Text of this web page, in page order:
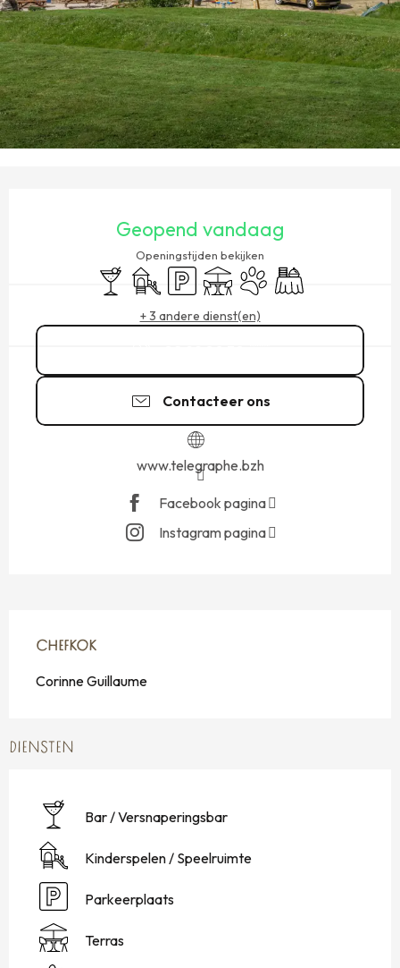
Geopend vandaag
Openingstijden bekijken
Bar / Versnaperingsbar
Kinderspelen / Speelruimte
Parkeerplaats
Terras Dieren toegelaten
Banket
+ 3 andere dienst(en)
Contacteer ons
www.telegraphe.bzh
Facebook pagina
Instagram pagina
CHEFKOK
CHEFKOK
Corinne Guillaume
DIENSTEN
Bar / Versnaperingsbar
Kinderspelen / Speelruimte
Parkeerplaats
Terras